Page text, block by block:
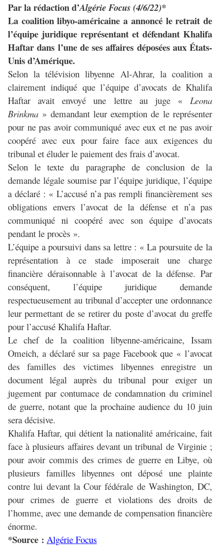
Par la rédaction d’Algérie Focus (4/6/22)*
La coalition libyo-américaine a annoncé le retrait de
l’équipe juridique représentant et défendant Khalifa
Haftar dans l’une de ses affaires déposées aux États-
Unis d’Amérique.
Selon la télévision libyenne Al-Ahrar, la coalition a
clairement indiqué que l’équipe d’avocats de Khalifa
Haftar avait envoyé une lettre au juge « Leona
Brinkma » demandant leur exemption de le représenter
pour ne pas avoir communiqué avec eux et ne pas avoir
coopéré avec eux pour faire face aux exigences du
tribunal et éluder le paiement des frais d’avocat.
Selon le texte du paragraphe de conclusion de la
demande légale soumise par l’équipe juridique, l’équipe
a déclaré : « L’accusé n’a pas rempli financièrement ses
obligations envers l’avocat de la défense et n’a pas
communiqué ni coopéré avec son équipe d’avocats
pendant le procès ».
L’équipe a poursuivi dans sa lettre : « La poursuite de la
représentation à ce stade imposerait une charge
financière déraisonnable à l’avocat de la défense. Par
conséquent, l’équipe juridique demande
respectueusement au tribunal d’accepter une ordonnance
leur permettant de se retirer du poste d’avocat du greffe
pour l’accusé Khalifa Haftar.
Le chef de la coalition libyenne-américaine, Issam
Omeich, a déclaré sur sa page Facebook que « l’avocat
des familles des victimes libyennes enregistre un
document légal auprès du tribunal pour exiger un
jugement par contumace de condamnation du criminel
de guerre, notant que la prochaine audience du 10 juin
sera décisive.
Khalifa Haftar, qui détient la nationalité américaine, fait
face à plusieurs affaires devant un tribunal de Virginie ;
pour avoir commis des crimes de guerre en Libye, où
plusieurs familles libyennes ont déposé une plainte
contre lui devant la Cour fédérale de Washington, DC,
pour crimes de guerre et violations des droits de
l’homme, avec une demande de compensation financière
énorme.
*Source : Algérie Focus